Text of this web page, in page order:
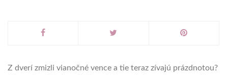
Z dverí zmizli vianočné vence a tie teraz zívajú prázdnotou?